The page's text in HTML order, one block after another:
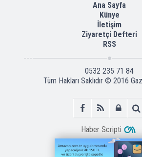
Ana Sayfa
Künye
İletişim
Ziyaretçi Defteri
RSS
0532 235 71 84
Tüm Hakları Saklıdır © 2016
Haber Scripti